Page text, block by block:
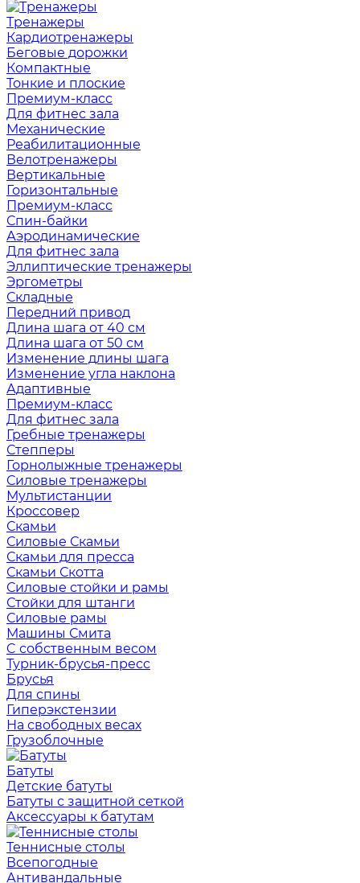
Тренажеры
Кардиотренажеры
Беговые дорожки
Компактные
Тонкие и плоские
Премиум-класс
Для фитнес зала
Механические
Реабилитационные
Велотренажеры
Вертикальные
Горизонтальные
Премиум-класс
Спин-байки
Аэродинамические
Для фитнес зала
Эллиптические тренажеры
Эргометры
Складные
Передний привод
Длина шага от 40 см
Длина шага от 50 см
Изменение длины шага
Изменение угла наклона
Адаптивные
Премиум-класс
Для фитнес зала
Гребные тренажеры
Степперы
Горнолыжные тренажеры
Силовые тренажеры
Мультистанции
Кроссовер
Скамьи
Силовые Скамьи
Скамьи для пресса
Скамьи Скотта
Силовые стойки и рамы
Стойки для штанги
Силовые рамы
Машины Смита
C собственным весом
Турник-брусья-пресс
Брусья
Для спины
Гиперэкстензии
На свободных весах
Грузоблочные
Батуты
Детские батуты
Батуты с защитной сеткой
Аксессуары к батутам
Теннисные столы
Всепогодные
Антивандальные